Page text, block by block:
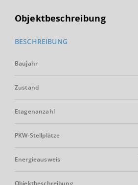
Objektbeschreibung
BESCHREIBUNG
Baujahr
Zustand
Etagenanzahl
PKW-Stellplätze
Energieausweis
Objektbeschreibung